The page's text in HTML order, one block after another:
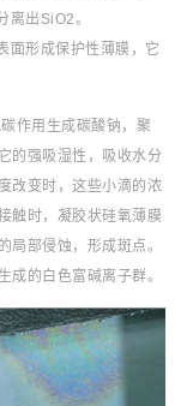
离出SiO2。
形成保护性薄膜，它
作用生成碳酸钠，聚
的强吸湿性，吸收水分
改变时，这些小滴的浓
触时，凝胶状硅氧薄膜
局部侵蚀，形成斑点。
成的白色富碱离子群。